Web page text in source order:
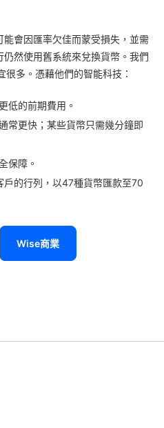
會因匯率欠佳而蒙受損失，並需
然使用舊系統來兌換貨幣。我們
很多。憑藉他們的智能科技：
低的前期費用。
常更快；某些貨幣只需幾分鐘即
保障。
的行列，以47種貨幣匯款至70
Wise商業